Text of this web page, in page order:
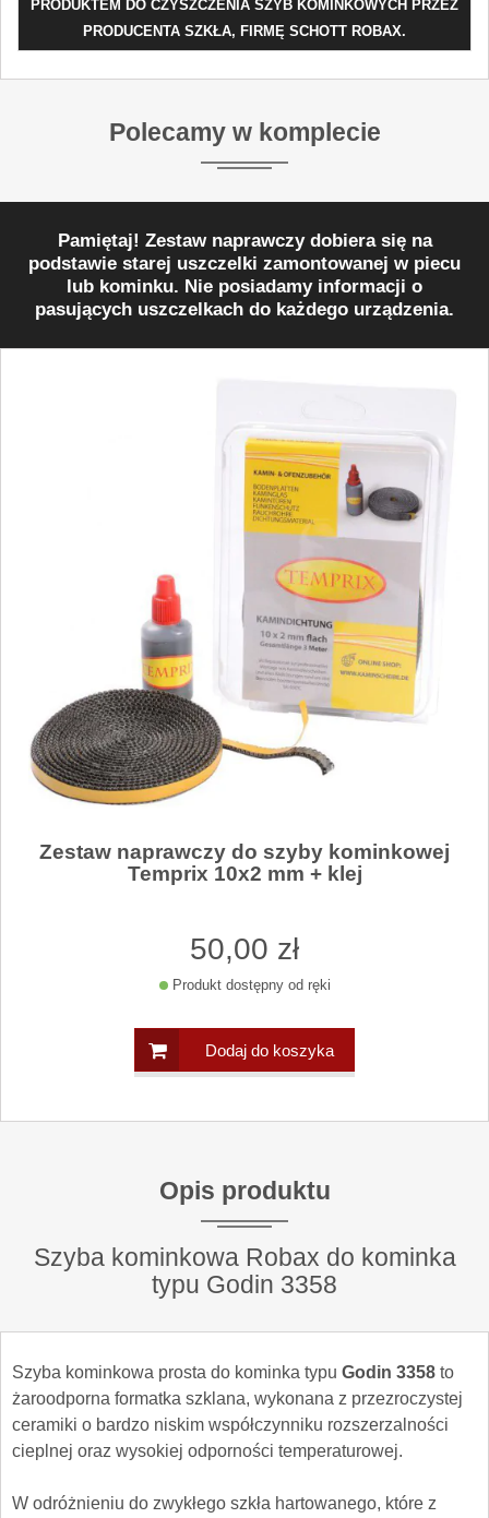
PRODUKTEM DO CZYSZCZENIA SZYB KOMINKOWYCH PRZEZ
PRODUCENTA SZKŁA, FIRMĘ SCHOTT ROBAX.
Polecamy w komplecie
Pamiętaj! Zestaw naprawczy dobiera się na
podstawie starej uszczelki zamontowanej w piecu
lub kominku. Nie posiadamy informacji o
pasujących uszczelkach do każdego urządzenia.
Zestaw naprawczy do szyby kominkowej
Temprix 10x2 mm + klej
50,00 zł
Produkt dostępny od ręki
Dodaj do koszyka
Opis produktu
Szyba kominkowa Robax do kominka
typu Godin 3358
Szyba kominkowa prosta do kominka typu Godin 3358 to
żaroodporna formatka szklana, wykonana z przezroczystej
ceramiki o bardzo niskim współczynniku rozszerzalności
cieplnej oraz wysokiej odporności temperaturowej.
W odróżnieniu do zwykłego szkła hartowanego, które z